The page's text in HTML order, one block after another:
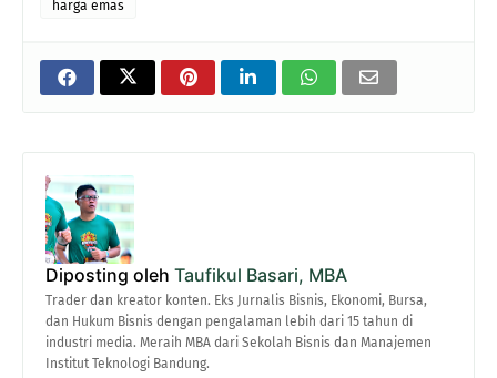
harga emas
Diposting oleh Taufikul Basari, MBA
Trader dan kreator konten. Eks Jurnalis Bisnis, Ekonomi, Bursa,
dan Hukum Bisnis dengan pengalaman lebih dari 15 tahun di
industri media. Meraih MBA dari Sekolah Bisnis dan Manajemen
Institut Teknologi Bandung.